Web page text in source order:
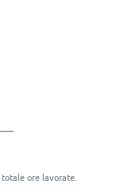
ore lavorate.